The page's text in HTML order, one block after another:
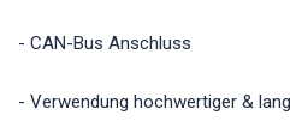
- CAN-Bus Anschluss
- Verwendung hochwertiger &